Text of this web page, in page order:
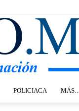
POLICIACA